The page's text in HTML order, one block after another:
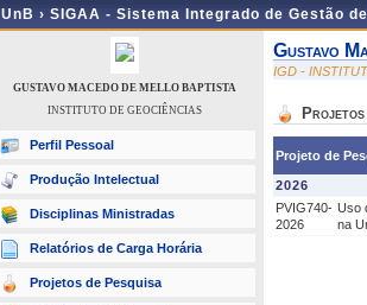
UnB › SIGAA - Sistema Integrado de Gestão
GUSTAVO MACEDO DE MELLO BAPTISTA
INSTITUTO DE GEOCIÊNCIAS
Perfil Pessoal
Produção Intelectual
Disciplinas Ministradas
Relatórios de Carga Horária
Projetos de Pesquisa
Gustavo
IGD -
Projetos
Projeto de
2026
PVIG740-
2026
Uso
na